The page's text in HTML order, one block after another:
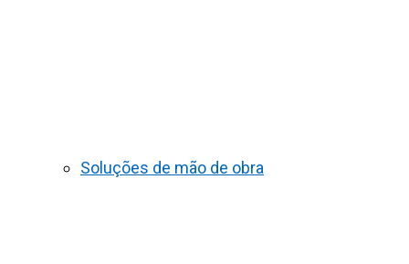
Soluções de mão de obra